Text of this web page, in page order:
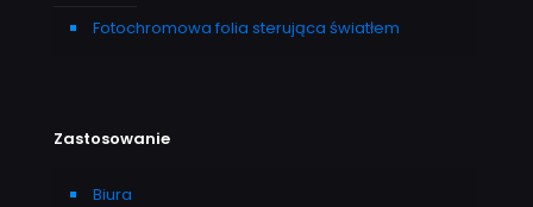
Fotochromowa folia sterująca światłem
Zastosowanie
Biura